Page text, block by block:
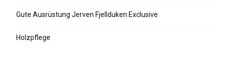
Gute Ausrüstung Jerven Fjellduken Exclusive
Holzpflege